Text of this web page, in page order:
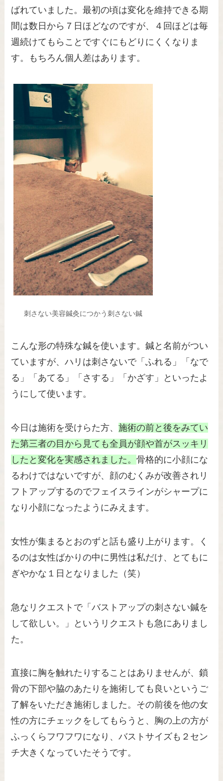
ばれていました。最初の頃は変化を維持できる期
間は数日から７日ほどなのですが、４回ほどは毎
週続けてもらことですぐにもどりにくくなりま
す。もちろん個人差はあります。
刺さない美容鍼灸につかう刺さない鍼
こんな形の特殊な鍼を使います。鍼と名前がつい
ていますが、ハリは刺さないで「ふれる」「なで
る」「あてる」「さする」「かざす」といったよ
うにして使います。
今日は施術を受けらた方、施術の前と後をみてい
た第三者の目から見ても全員が顔や首がスッキリ
したと変化を実感されました。骨格的に小顔にな
るわけではないですが、顔のむくみが改善されリ
フトアップするのでフェイスラインがシャープに
なり小顔になったようにみえます。
女性が集まるとおのずと話も盛り上がります。く
るのは女性ばかりの中に男性は私だけ、とてもに
ぎやかな１日となりました（笑）
急なリクエストで「バストアップの刺さない鍼を
して欲しい。」というリクエストも急にありまし
た。
直接に胸を触れたりすることはありませんが、鎖
骨の下部や脇のあたりを施術しても良いというご
了解をいただき施術しました。その前後を他の女
性の方にチェックをしてもらうと、胸の上の方が
ふっくらフワフワになり、バストサイズも２セン
チ大きくなっていたそうです。